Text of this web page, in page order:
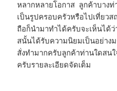
หลากหลายโอกาส ลูกค้าบาง
เป็นรูปครอบครัวหรือไปเที่ยว
ถือก็นำมาทำได้ครับจะเห็นได้
สนั้นได้รับความนิยมเป็นอย่าง
สั่งทำมากครับลูกค้าท่านใดสน
ครับรายละเอียดจัดเต็ม